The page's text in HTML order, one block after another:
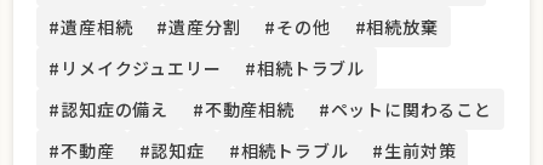
#遺産相続
#遺産分割 #その他
#相続放棄
#リメイクジュエリー
#相続トラブル
#認知症の備え
#不動産相続
#ペットに関わること
#不動産
#認知症 #相続トラブル
#生前対策